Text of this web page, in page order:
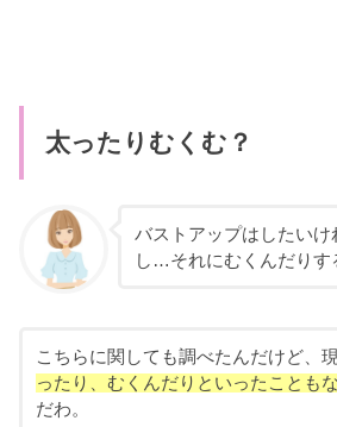
太ったりむくむ？
バストアップはしたい
し…それにむくんだりす
こちらに関しても調べたんだけど、現
ったり、むくんだりといったことも
だわ。